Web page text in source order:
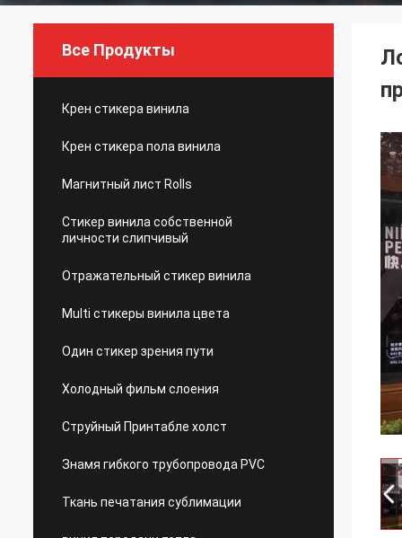
Все Продукты
Крен стикера винила
Крен стикера пола винила
Магнитный лист Rolls
Стикер винила собственной
личности слипчивый
Отражательный стикер винила
Multi стикеры винила цвета
Один стикер зрения пути
Холодный фильм слоения
Струйный Принтабле холст
Знамя гибкого трубопровода PVC
Ткань печатания сублимации